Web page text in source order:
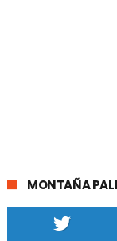
MONTAÑA